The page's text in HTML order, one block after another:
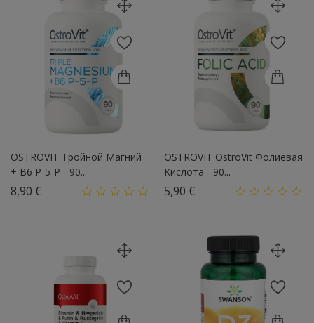
OSTROVIT Тройной Магний
+ B6 P-5-P - 90...
8,90 €
OSTROVIT OstroVit Фолиевая
Кислота - 90...
5,90 €